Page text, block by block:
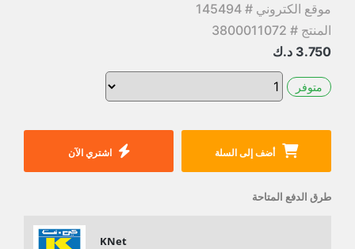
موقع الكتروني # 145494
المنتج # 3800011072
3.750 د.ك
متوفر
أضف إلى السلة اشتري الآن
طرق الدفع المتاحة
KNet